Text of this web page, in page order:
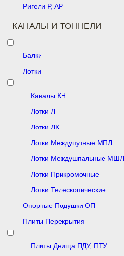
Ригели Р, АР
КАНАЛЫ И ТОННЕЛИ
Балки
Лотки
Каналы КН
Лотки Л
Лотки ЛК
Лотки Междупутные МПЛ
Лотки Междушпальные МШЛ
Лотки Прикромочные
Лотки Телескопические
Опорные Подушки ОП
Плиты Перекрытия
Плиты Днища ПДУ, ПТУ